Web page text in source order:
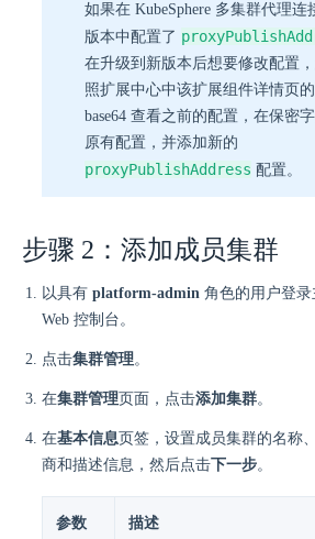
如果在 KubeSphere 多集群代理连
版本中配置了
在升级到新版本后想要修改配置
照扩展中心中该扩展组件详情页
base64 查看之前的配置，在保密
原有配置，并添加新的
proxyPublishAddress 配置。
步骤 2：添加成员集群
以具有 platform-admin 角色的用户登录
Web 控制台。
点击集群管理。
在集群管理页面，点击添加集群。
在基本信息页签，设置成员集群的名称
商和描述信息，然后点击下一步。
参数 描述